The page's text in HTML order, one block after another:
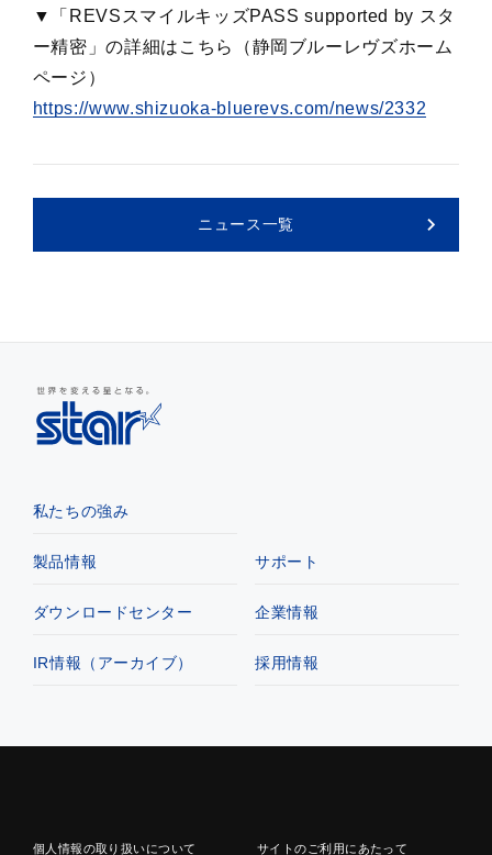
▼「REVSスマイルキッズPASS supported by スタ
ー精密」の詳細はこちら（静岡ブルーレヴズホーム
ページ）
https://www.shizuoka-bluerevs.com/news/2332
ニュース一覧
私たちの強み
製品情報 サポート
ダウンロードセンター 企業情報
IR情報（アーカイブ） 採用情報
個人情報の取り扱いについて サイトのご利用にあたって